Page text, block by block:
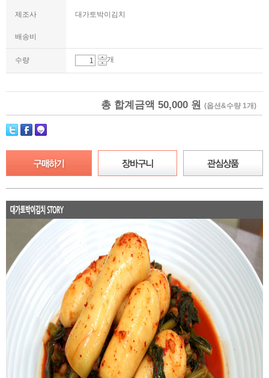
제조사 대가토박이김치
배송비
수량 개
총 합계금액 50,000원 (옵션&수량 1개)